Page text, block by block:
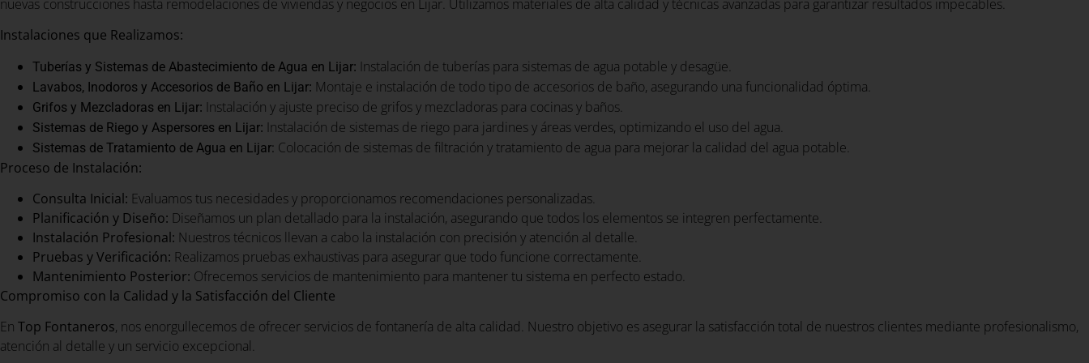
nuevas construcciones hasta remodelaciones de viviendas y negocios en Lijar. Utilizamos materiales de alta calidad y técnicas avanzadas para garantizar resultados impecables.
Instalaciones que Realizamos:
Tuberías y Sistemas de Abastecimiento de Agua en Lijar: Instalación de tuberías para sistemas de agua potable y desagüe.
Lavabos, Inodoros y Accesorios de Baño en Lijar: Montaje e instalación de todo tipo de accesorios de baño, asegurando una funcionalidad óptima.
Grifos y Mezcladoras en Lijar: Instalación y ajuste preciso de grifos y mezcladoras para cocinas y baños.
Sistemas de Riego y Aspersores en Lijar: Instalación de sistemas de riego para jardines y áreas verdes, optimizando el uso del agua.
Sistemas de Tratamiento de Agua en Lijar: Colocación de sistemas de filtración y tratamiento de agua para mejorar la calidad del agua potable.
Proceso de Instalación:
Consulta Inicial: Evaluamos tus necesidades y proporcionamos recomendaciones personalizadas.
Planificación y Diseño: Diseñamos un plan detallado para la instalación, asegurando que todos los elementos se integren perfectamente.
Instalación Profesional: Nuestros técnicos llevan a cabo la instalación con precisión y atención al detalle.
Pruebas y Verificación: Realizamos pruebas exhaustivas para asegurar que todo funcione correctamente.
Mantenimiento Posterior: Ofrecemos servicios de mantenimiento para mantener tu sistema en perfecto estado.
Compromiso con la Calidad y la Satisfacción del Cliente
En Top Fontaneros, nos enorgullecemos de ofrecer servicios de fontanería de alta calidad. Nuestro objetivo es asegurar la satisfacción total de nuestros clientes mediante profesionalismo,
atención al detalle y un servicio excepcional.